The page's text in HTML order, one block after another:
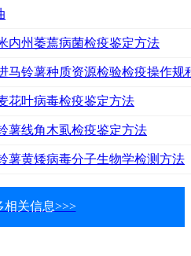
内州萎蔫病菌检疫鉴定方法
马铃薯种质资源检验检疫操作规
花叶病毒检疫鉴定方法
薯线角木虱检疫鉴定方法
薯黄矮病毒分子生物学检测方法
相关信息>>>